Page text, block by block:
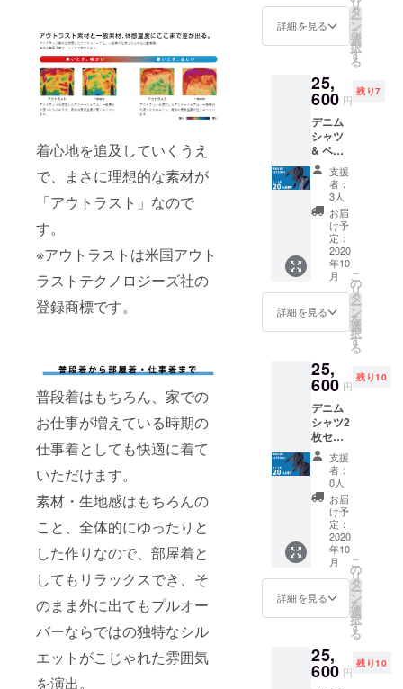
着心地を追及していくうえ
で、まさに理想的な素材が
「アウトラスト」なので
す。
※アウトラストは米国アウト
ラストテクノロジーズ社の
登録商標です。
普段着はもちろん、家での
お仕事が増えている時期の
仕事着としても快適に着て
いただけます。
素材・生地感はもちろんの
こと、全体的にゆったりと
した作りなので、部屋着と
してもリラックスでき、そ
のまま外に出てもプルオー
バーならではの独特なシル
エットがこじゃれた雰囲気
を演出。
注意く
ださ
濯後素
早く干
い。 家
庭での
タンブ
ラー乾
燥は、
お避け
くださ
い。 ア
イロン
は当て
布使
用。
ひっか
けにご
注意く
い。
だく形
になり
項： 水
洗いで
移染し
やすい
ので他
のもの
と分け
て洗っ
てくだ
さい。
長時間
の浸漬
や濡れ
たまま
の放置
け、洗
濯後素
ださ
い。 家
庭での
タンブ
ラー乾
燥は、
お避け
くださ
い。 ア
イロン
は当て
布使
用。
ひっか
けにご
ださ
い。
ポリエ
ステ
広島県
福山市
後：サ
イズ変
更のご
希望が
あれ
ば、お
受けい
たしま
す。
ただ
し、往
料を負
担いた
ます。
注意事
項： 水
洗いで
移染し
やすい
ので他
のもの
と分け
て洗っ
てくだ
さい。
長時間
の浸漬
や濡れ
の放置
は避
早く干
してく
ポ
レーヨ
ン
22％
ポ
リウレ
タン
2％ 原
産地：
広島県
福山市
注文
後：サ
イズ変
更のご
受けい
たしま
ただ
し、往
復の送
料を負
担いた
だく形
になり
ます。
注意事
項： 水
洗いで
やすい
ので他
て洗っ
てくだ
シャツ
×1 デニ
ムシャ
ツ×1
末お届
け 早割
6,400円
OFF！
！】 販
売価
格：定
32,000
円の
20%OF
F→25,6
00円 サ
イズ：
S・M・
L プル
オー
生地素
材：
綿
46％
ポ
リエス
テル
30％
レーヨ
ン
22％
ポ
リウレ
シャツ
生地素
詳細を見る
リ
タ
ー
ン
を
選
択
す
る
25,
600 円
残り7
デニム
シャツ
& ペイ
ズリー
柄デニ
ムシャ
ツセッ
ムシャ
ツ×1 ペ
イズ
リー柄
デニム
シャツ
×1 【10
月末お
割6,400
円
OFF！
！】 販
売価
格：定
価
32,000
円の
20%OF
F→25,6
00円 サ
イズ：
S・M・
L デニ
ムシャ
ツ生地
綿
46％
支援
者：
3人
お届
け予
定：
2020
年10
月
詳細を見る
こ
の
リ
タ
ー
ン
を
選
択
す
る
25,
600 円
残り10
デニム
シャツ2
枚セッ
ト デニ
ムシャ
ツ×2
【10月
末お届
け 早割
6,400円
OFF！
！】 販
売価
格：定
価
32,000
20%OF
F→25,6
00円 サ
支援
者：
0人
お届
け予
定：
2020
年10
月
詳細を見る
こ
の
リ
タ
ー
ン
を
選
択
す
る
25,
600 円
残り10